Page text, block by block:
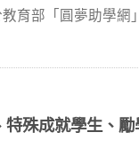
育部「圓夢助學網
殊成就學生、